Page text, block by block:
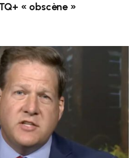
« obscène »